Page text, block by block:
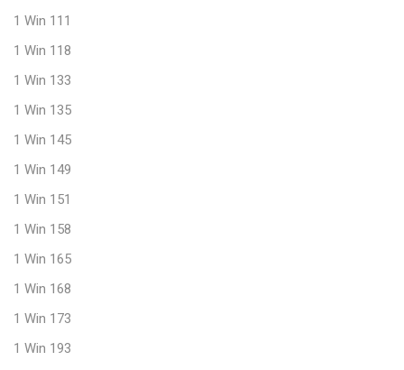
1 Win 111
1 Win 118
1 Win 133
1 Win 135
1 Win 145
1 Win 149
1 Win 151
1 Win 158
1 Win 165
1 Win 168
1 Win 173
1 Win 193